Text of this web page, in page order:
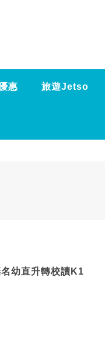
惠 旅遊Jetso
幼直升轉校讀K1